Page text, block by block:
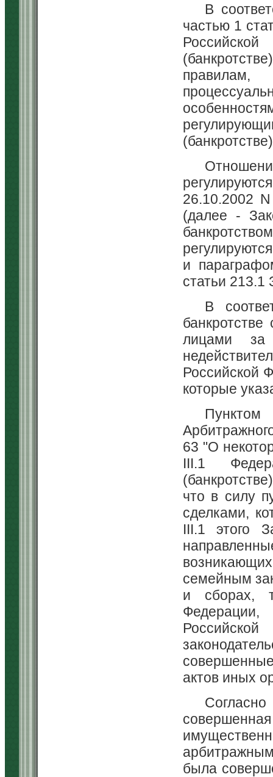
В
частью 1
26.10.2002
(далее -
и
статьи 213.1
В
лицами за
Российской
которые
63 "О
III.1
что в силу
сделками,
III.1 этого
семейным
и сборах,
актов иных
была